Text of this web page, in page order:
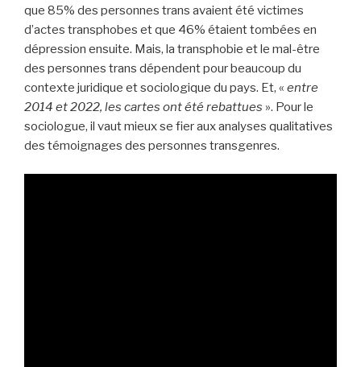
que 85% des personnes trans avaient été victimes
d’actes transphobes et que 46% étaient tombées en
dépression ensuite. Mais, la transphobie et le mal-être
des personnes trans dépendent pour beaucoup du
contexte juridique et sociologique du pays. Et, « entre
2014 et 2022, les cartes ont été rebattues ». Pour le
sociologue, il vaut mieux se fier aux analyses qualitatives
des témoignages des personnes transgenres.